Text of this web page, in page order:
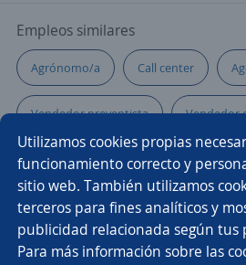
Utilizamos cookies propias
funcionamiento correcto y
sitio web. También utilizamos
terceros para fines analíticos y
publicidad relacionada según tus
Para más información sobre las
Empleos similares
Agrónomo/a Call center
Vendedor preventista Vendedor
Administrativo ventas Asesor/a
Asistente comercial Promotor/a
Representante comercial
Buscar es más fácil